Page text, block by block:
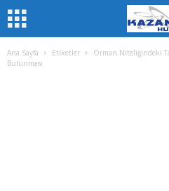
Ana Sayfa Etiketler
Orman Niteliğindeki
Bulunması